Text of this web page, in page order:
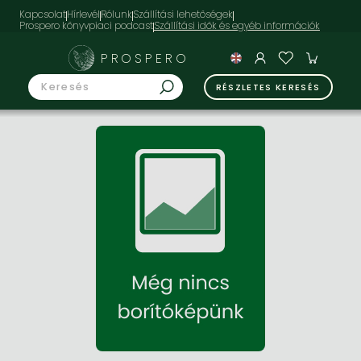
KapcsolatHírlevélRólunkSzállítási lehetőségek
Prospero könyvpiaci podcast
PROSPERO
RÉSZLETES KERESÉS